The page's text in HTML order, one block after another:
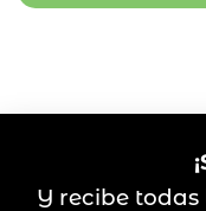
Y recibe